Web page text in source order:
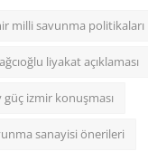
milli savunma politikaları
liyakat açıklaması
güç izmir konuşması
sanayisi önerileri